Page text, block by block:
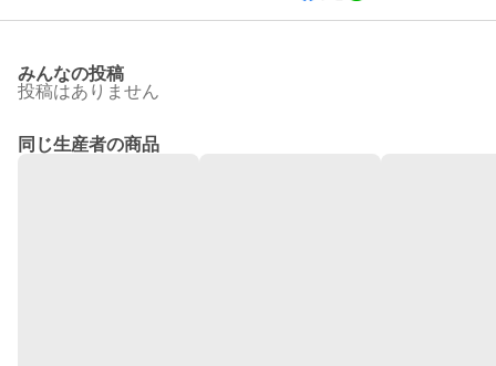
みんなの投稿
投稿はありません
同じ生産者の商品